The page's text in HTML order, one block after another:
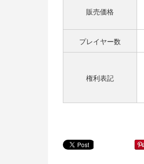
販売価格
プレイヤー数
権利表記